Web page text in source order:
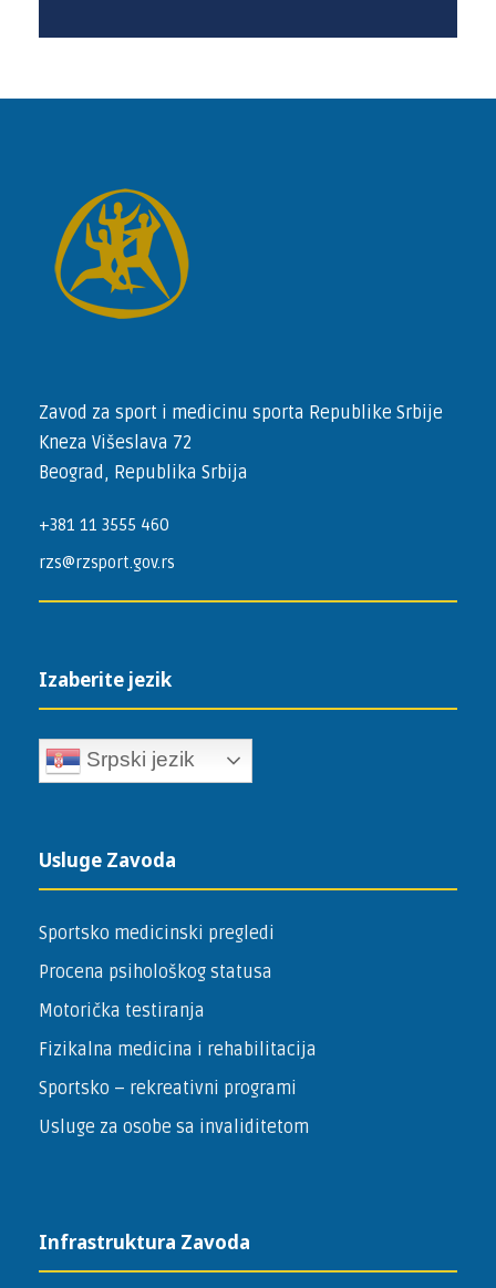
Zavod za sport i medicinu sporta Republike Srbije
Kneza Višeslava 72
Beograd, Republika Srbija
+381 11 3555 460
rzs@rzsport.gov.rs
Izaberite jezik
Srpski jezik
Usluge Zavoda
Sportsko medicinski pregledi
Procena psihološkog statusa
Motorička testiranja
Fizikalna medicina i rehabilitacija
Sportsko – ­rekreativni programi
Usluge za osobe sa invaliditetom
Infrastruktura Zavoda